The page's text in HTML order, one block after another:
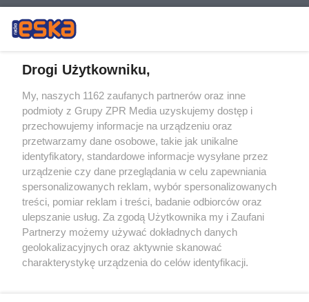
Żaden utwór zamieszczony w serwisie nie może być powielany i
rozpowszechniany lub dalej rozpowszechniany w jakikolwiek sposób (w
tym także elektroniczny lub mechaniczny) na jakimkolwiek polu
eksploatacji w jakiejkolwiek formie, włącznie z umieszczaniem w
Internecie bez pisemnej zgody właściciela praw. Jakiekolwiek użycie lub
wykorzystanie utworów w całości lub w części z naruszeniem prawa,
tzn. bez właściwej zgody, jest zabronione pod groźbą kary i może być
ścigane prawnie.
Drogi Użytkowniku,
My, naszych 1162 zaufanych partnerów oraz inne
podmioty z Grupy ZPR Media uzyskujemy dostęp i
przechowujemy informacje na urządzeniu oraz
przetwarzamy dane osobowe, takie jak unikalne
identyfikatory, standardowe informacje wysyłane przez
urządzenie czy dane przeglądania w celu zapewniania
spersonalizowanych reklam, wybór spersonalizowanych
treści, pomiar reklam i treści, badanie odbiorców oraz
ulepszanie usług. Za zgodą Użytkownika my i Zaufani
Partnerzy możemy używać dokładnych danych
geolokalizacyjnych oraz aktywnie skanować
charakterystykę urządzenia do celów identyfikacji.